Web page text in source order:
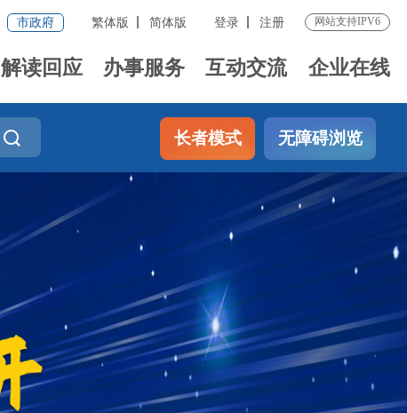
市政府 繁体版 简体版 登录 注册 网站支持IPV6
解读回应 办事服务 互动交流 企业在线
长者模式 无障碍浏览